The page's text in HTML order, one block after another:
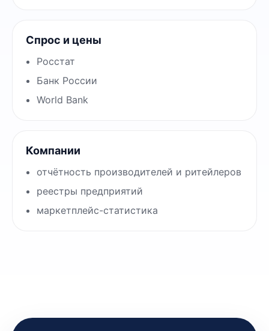
Спрос и цены
Росстат
Банк России
World Bank
Компании
отчётность производителей и ритейлеров
реестры предприятий
маркетплейс-статистика